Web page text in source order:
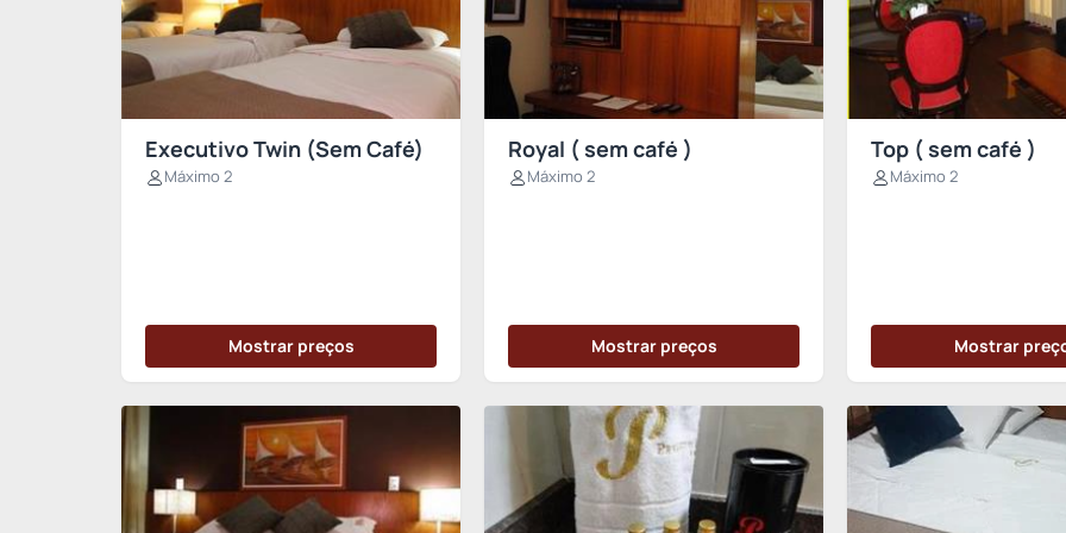
Executivo Twin (Sem Café)
Máximo 2
Mostrar preços
Royal ( sem café )
Máximo 2
Mostrar preços
Top ( sem café )
Máximo 2
Mostrar